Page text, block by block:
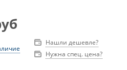
Нашли дешевле?
Нужна спец. цена?